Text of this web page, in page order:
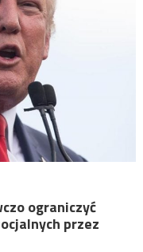
ograniczyć
przez